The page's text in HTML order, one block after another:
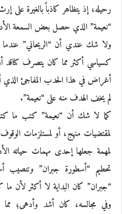
رحيله، إذ يتظاهر كاذباً بالغيرة على
“نعيمة” الذي حصل بعض السمعة
ولا شك عندي أن “الريحاني”
كسياسي أكثر مما كان يتصرف
أغراض في هذا الحدب المفاجئ
لم يخف الهدف منه على “نعيمة”.
كما لا شك أن “نعيمة” كتب ما
لمقتضيات منهج، أو لمستلزمات الوقوف
لمهمة جعلها إحدى مهمات حياته
تحطيم “أسطورة جبران” وتنصيب
“جبران” كان البداية لا أكثر لأن
وفي مجالسه، كان أشد وأدهى؛